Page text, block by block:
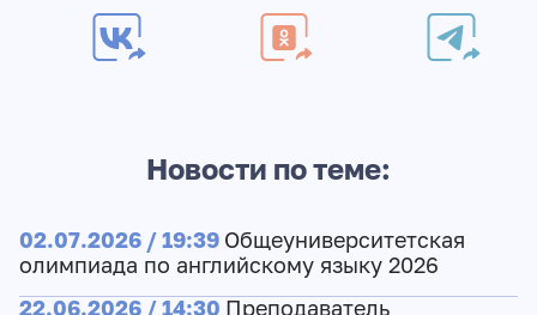
Новости по теме:
02.07.2026 / 19:39 Общеуниверситетская
олимпиада по английскому языку 2026
22.06.2026 / 14:30 Преподаватель